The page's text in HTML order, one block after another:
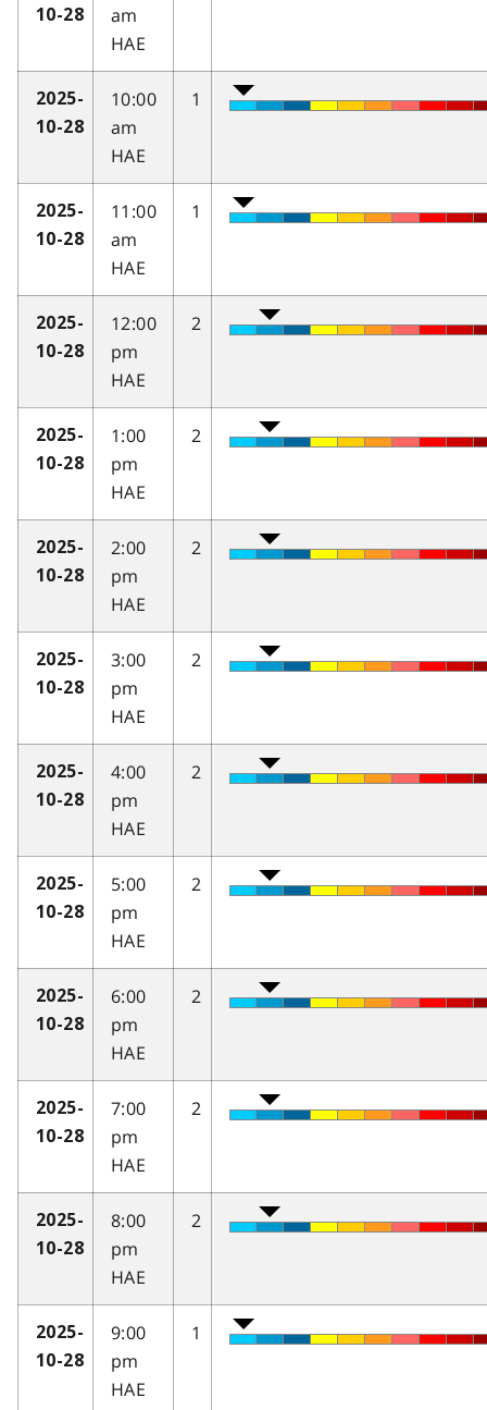
10-28
am
HAE
2025-
10-28
10:00
am
HAE
1
2025-
10-28
11:00
am
HAE
1
2025-
10-28
12:00
pm
HAE
2
2025-
10-28
1:00
pm
HAE
2
2025-
10-28
2:00
pm
HAE
2
2025-
10-28
3:00
pm
HAE
2
2025-
10-28
4:00
pm
HAE
2
2025-
10-28
5:00
pm
HAE
2
2025-
10-28
6:00
pm
HAE
2
2025-
10-28
7:00
pm
HAE
2
2025-
10-28
8:00
pm
HAE
2
2025-
10-28
9:00
pm
HAE
1